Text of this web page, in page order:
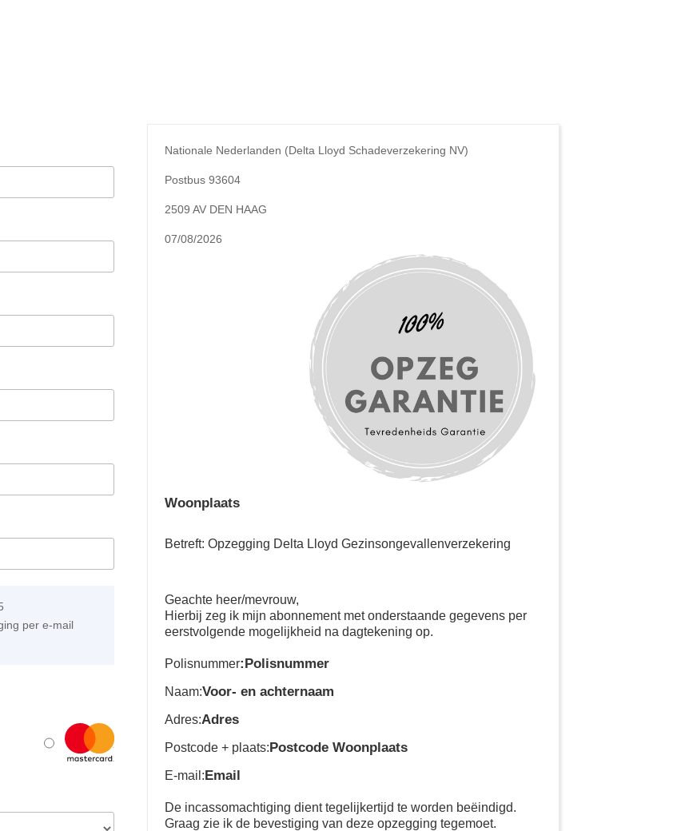
per e-mail
Nationale Nederlanden (Delta Lloyd Schadeverzekering NV)
Postbus 93604
2509 AV DEN HAAG
07/08/2026
Woonplaats
Betreft: Opzegging Delta Lloyd Gezinsongevallenverzekering
Geachte heer/mevrouw,
Hierbij zeg ik mijn abonnement met onderstaande gegevens per
eerstvolgende mogelijkheid na dagtekening op.
Polisnummer:Polisnummer
Naam:Voor- en achternaam
Adres:Adres
Postcode + plaats:Postcode Woonplaats
E-mail:Email
De incassomachtiging dient tegelijkertijd te worden beëindigd.
Graag zie ik de bevestiging van deze opzegging tegemoet.